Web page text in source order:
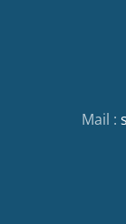
Mail :